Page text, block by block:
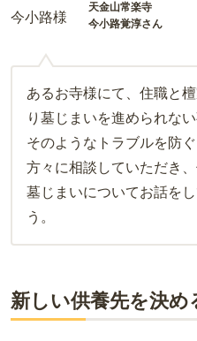
天金山常楽寺
今小路覚淳さん
あるお寺様にて、住職と
り墓じまいを進められな
そのようなトラブルを防
方々に相談していただき
墓じまいについてお話を
う。
新しい供養先を決め